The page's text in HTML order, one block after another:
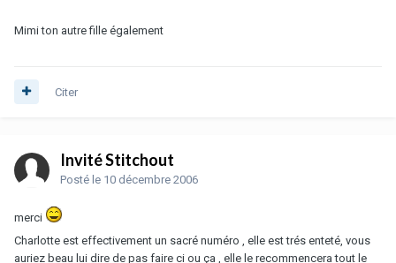
Mimi ton autre fille également
Citer
Invité Stitchout
Posté le 10 décembre 2006
merci
Charlotte est effectivement un sacré numéro , elle est trés enteté, vous
auriez beau lui dire de pas faire ci ou ça , elle le recommencera tout le